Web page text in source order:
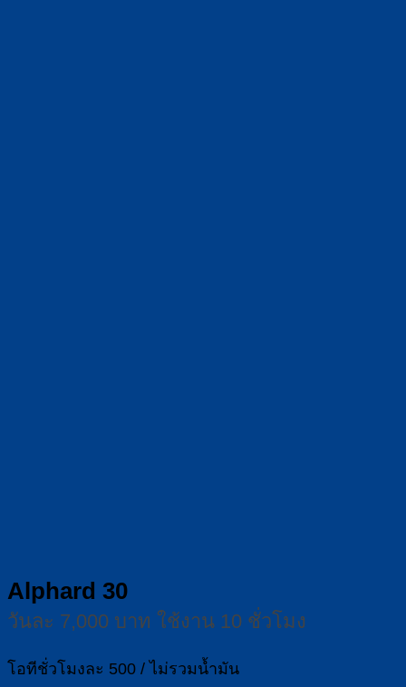
Alphard 30
วันละ 7,000 บาท ใช้งาน 10 ชั่วโมง
โอทีชั่วโมงละ 500 / ไม่รวมน้ำมัน